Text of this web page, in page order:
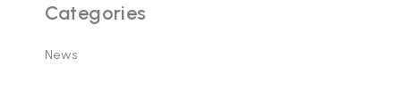
Categories
News